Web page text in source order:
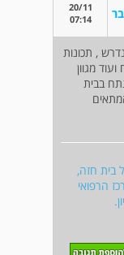
20/11
07:14
, תכונות
מגוון
בבית
בית חזה,
הרפואי